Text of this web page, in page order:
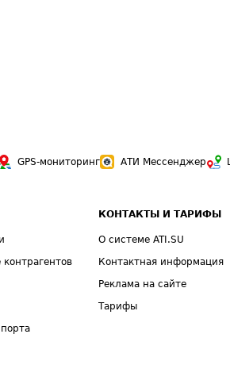
GPS-мониторинг АТИ Мессенджер
КОНТАКТЫ И ТАРИФЫ
О системе ATI.SU
Контактная информация
Реклама на сайте
Тарифы